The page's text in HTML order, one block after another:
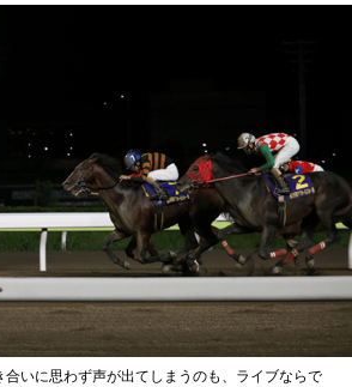
いに思わず声が出てしまうのも、ライブならで